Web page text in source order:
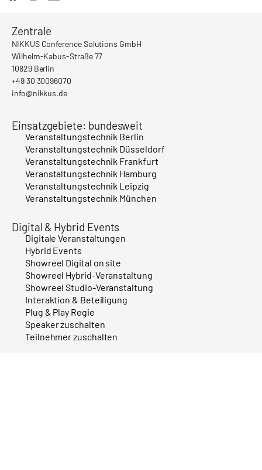
Zentrale
NIKKUS Conference Solutions GmbH
Wilhelm-Kabus-Straße 77
10829 Berlin
+49 30 30096070
info@nikkus.de
Einsatzgebiete: bundesweit
Veranstaltungstechnik Berlin
Veranstaltungstechnik Düsseldorf
Veranstaltungstechnik Frankfurt
Veranstaltungstechnik Hamburg
Veranstaltungstechnik Leipzig
Veranstaltungstechnik München
Digital & Hybrid Events
Digitale Veranstaltungen
Hybrid Events
Showreel Digital on site
Showreel Hybrid-Veranstaltung
Showreel Studio-Veranstaltung
Interaktion & Beteiligung
Plug & Play Regie
Speaker zuschalten
Teilnehmer zuschalten